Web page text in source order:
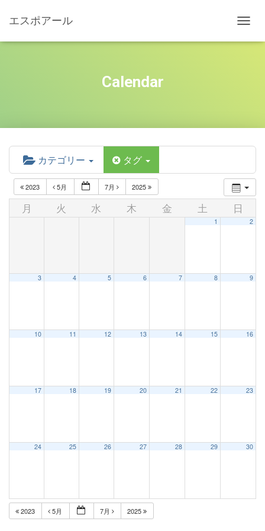
エスポアール
ビ
Calendar
カテゴリー タグ
2023 5月 7月 2025
月 火 水 木 金 土 日
1 2
3 4 5 6 7 8 9
10 11 12 13 14 15 16
17 18 19 20 21 22 23
24 25 26 27 28 29 30
2023 5月 7月 2025